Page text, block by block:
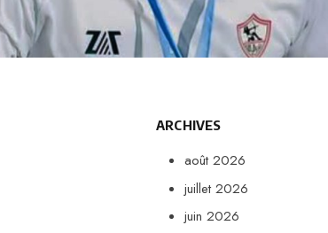
ARCHIVES
août 2026
juillet 2026
juin 2026